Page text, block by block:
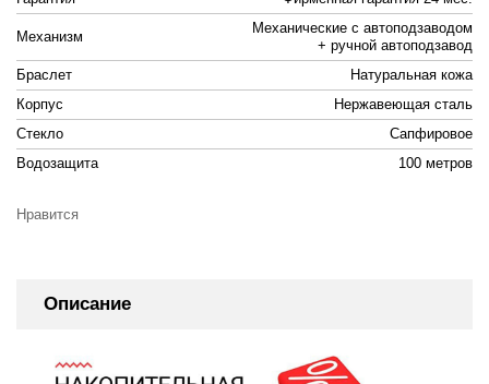
Механизм
Механические с автоподзаводом
+ ручной автоподзавод
Браслет
Натуральная кожа
Корпус
Нержавеющая сталь
Стекло
Сапфировое
Водозащита
100 метров
Нравится
Описание